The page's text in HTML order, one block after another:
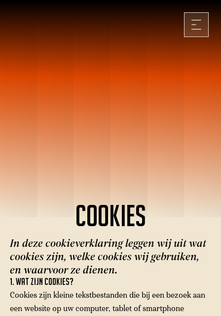
Cookies
In deze cookieverklaring leggen wij uit wat
cookies zijn, welke cookies wij gebruiken,
en waarvoor ze dienen.
1. Wat zijn cookies?
Cookies zijn kleine tekstbestanden die bij een bezoek aan
een website op uw computer, tablet of smartphone